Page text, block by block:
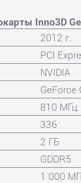
Inno3D
2012 г.
PCI
NVIDIA
GeForce
810 МГц
336
2 ГБ
GDDR5
1 000